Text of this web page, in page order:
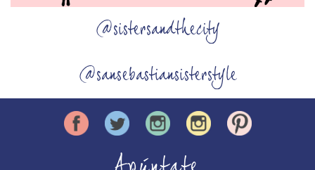
@sistersandthecity
@sansebastiansisterstyle